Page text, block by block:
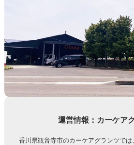
運営情報：カーケア
香川県観音寺市のカーケアグランツで